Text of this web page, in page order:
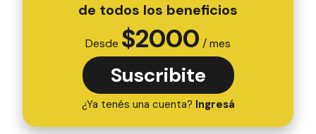
de todos los beneficios
Desde $2000 / mes
Suscribite
¿Ya tenés una cuenta? Ingresá